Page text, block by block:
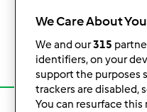
Resultados por
12
We Care About
We and our315
identifiers, on your
support the purposes
trackers are disabled,
You can resurface